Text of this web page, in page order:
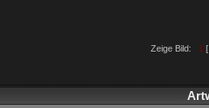
Zeige Bild: 1